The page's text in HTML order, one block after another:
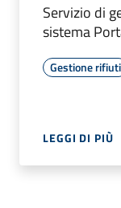
Servizio di
sistema
Gestione rifiuti
LEGGI DI PIÙ